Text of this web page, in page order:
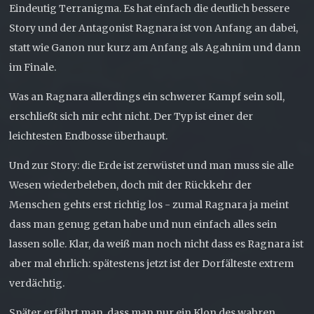
Eindeutig Terranigma. Es hat einfach die deutlich bessere
Story und der Antagonist Ragnara ist von Anfang an dabei,
statt wie Ganon nur kurz am Anfang als Agahnim und dann
im Finale.
Was an Ragnara allerdings ein schwerer Kampf sein soll,
erschließt sich mir echt nicht. Der Typ ist einer der
leichtesten Endbosse überhaupt.
Und zur Story: die Erde ist zerwüstet und man muss sie alle
Wesen wiederbeleben, doch mit der Rückkehr der
Menschen gehts erst richtig los - zumal Ragnara ja meint
dass man genug getan habe und nun einfach alles sein
lassen solle. Klar, da weiß man noch nicht dass es Ragnara ist
aber mal ehrlich: spätestens jetzt ist der Dorfälteste extrem
verdächtig.